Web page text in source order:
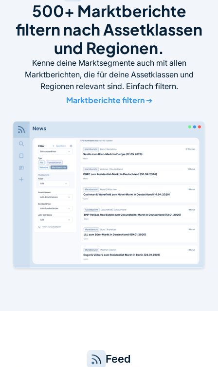
500+ Marktberichte
filtern nach Assetklassen
und Regionen.
Kenne deine Marktsegmente auch mit allen
Marktberichten, die für deine Assetklassen und
Regionen relevant sind. Einfach filtern.
Marktberichte filtern➔
Feed